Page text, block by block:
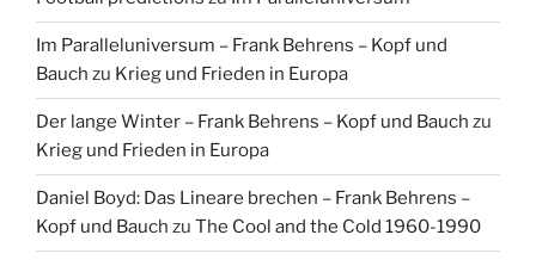
Im Paralleluniversum – Frank Behrens – Kopf und
Bauch zu Krieg und Frieden in Europa
Der lange Winter – Frank Behrens – Kopf und Bauch zu
Krieg und Frieden in Europa
Daniel Boyd: Das Lineare brechen – Frank Behrens –
Kopf und Bauch zu The Cool and the Cold 1960-1990